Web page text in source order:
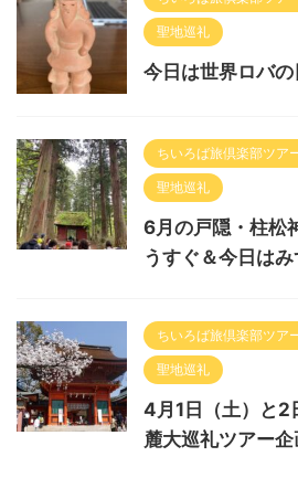
聖地巡礼
今日は世界ロバの
ちいろば旅倶楽部ツア
聖地巡礼
6月の戸隠・柱松
うすぐ＆今日は
ちいろば旅倶楽部ツア
聖地巡礼
4月1日（土）と2
麓大巡礼ツアー企